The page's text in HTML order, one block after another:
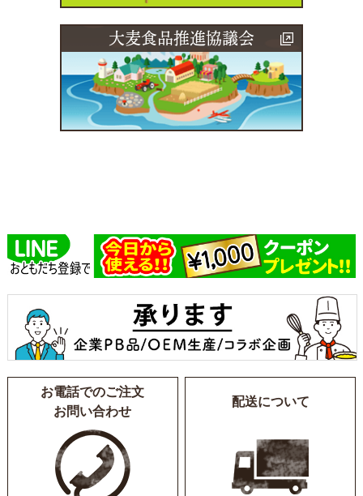
大麦食品推進協議会
お電話でのご注文
お問い合わせ
配送について